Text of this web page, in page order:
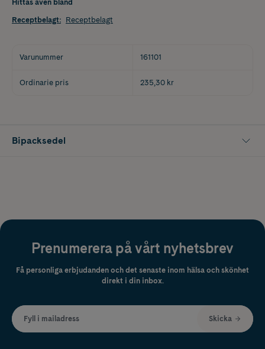
Hittas även bland
Receptbelagt: Receptbelagt
Varunummer 161101
Ordinarie pris 235,30 kr
Bipacksedel
Prenumerera på vårt nyhetsbrev
Få personliga erbjudanden och det senaste inom hälsa och skönhet
direkt i din inbox.
Fyll i mailadress Skicka